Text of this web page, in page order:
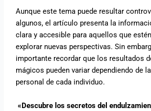
Aunque este tema puede resultar
algunos, el artículo presenta la
clara y accesible para aquellos que
explorar nuevas perspectivas. Sin
importante recordar que los resultados
mágicos pueden variar dependiendo de
personal de cada individuo.
«Descubre los secretos del